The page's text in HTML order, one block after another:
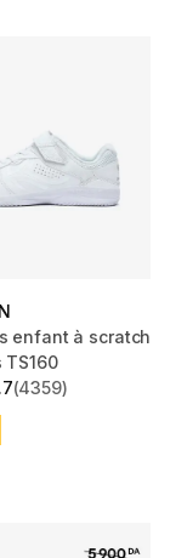
enfant à scratch
stars from 4359
(4359)